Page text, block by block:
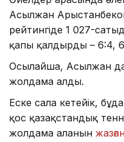
Асылжан
рейтингіде 1 027-
қапы қалдырды – 6:4,
Осылайша, Асылжан
жолдама алды.
Еске сала кетейік,
қос қазақстандық
жолдама алғанын